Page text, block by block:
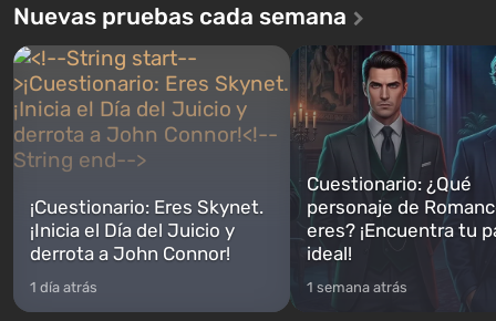
Nuevas pruebas cada semana
¡Cuestionario: Eres Skynet.
¡Inicia el Día del Juicio y
derrota a John Connor!
1 día atrás
Cuestionario: ¿Qué
personaje de
eres? ¡Encuentra tu
ideal!
1 semana atrás